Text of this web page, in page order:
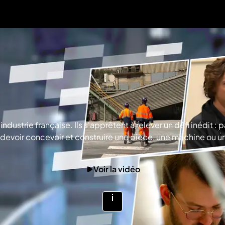
française. Ils s'apprêtent à relever un défi inédit
concevoir et construire une pièce, une machine ou
Deux mentors les accompagnent : Julia
© C PRODUCTIONS
Voir la vidéo
plus